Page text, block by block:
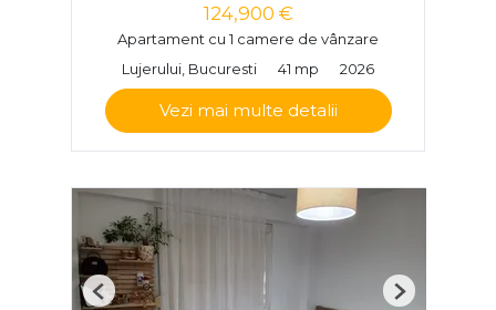
124,900 €
Apartament cu 1 camere de vânzare
Lujerului, Bucuresti
41 mp 2026
Vezi mai multe detalii
Previous Next